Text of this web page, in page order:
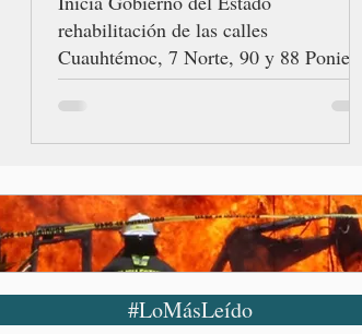
rehabilitación de las calles
Cuauhtémoc, 7 Norte, 90 y 88 Poniente
#LoMásLeído